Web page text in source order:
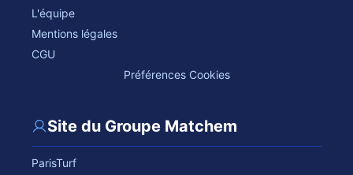
L'équipe
Mentions légales
CGU
Préférences Cookies
Site du Groupe Matchem
ParisTurf